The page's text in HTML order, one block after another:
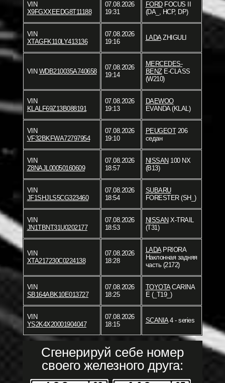
VIN
X9FGXXEEDG8T11188
07.08.2026
19:31
FORDFOCUS II
(DA_, HCP, DP)
VIN
XTAGFK110LY413136
07.08.2026
19:16
LADAZHIGULI
VIN WDB210035A740658
07.08.2026
19:14
MERCEDES-
BENZE-CLASS
(W210)
VIN
KLALF69Z13B088191
07.08.2026
19:13
DAEWOO
EVANDA (KLAL)
VIN
VF32BKFWA72797954
07.08.2026
19:10
PEUGEOT206
седан
VIN
Z8NAJL00050160609
07.08.2026
18:57
NISSAN 100 NX
(B13)
VIN
JF1SHJLS5CG323460
07.08.2026
18:54
SUBARU
FORESTER (SH_)
VIN
JN1TBNT31U0202177
07.08.2026
18:53
NISSAN X-TRAIL
(T31)
VIN
XTA217230C0224138
07.08.2026
18:28
LADAPRIORA
Наклонная задняя
часть (2172)
VIN
SB164ABK10E013727
07.08.2026
18:25
TOYOTACARINA
E (_T19_)
VIN
YS2K4X20001904047
07.08.2026
18:15
SCANIA4 - series
Сгенерируй себе номер
своего железного друга: